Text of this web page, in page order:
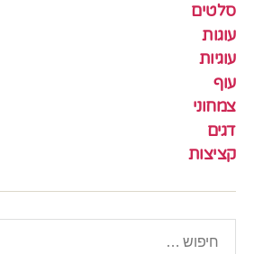
סלטים
עוגות
עוגיות
עוף
צמחוני
דגים
קציצות